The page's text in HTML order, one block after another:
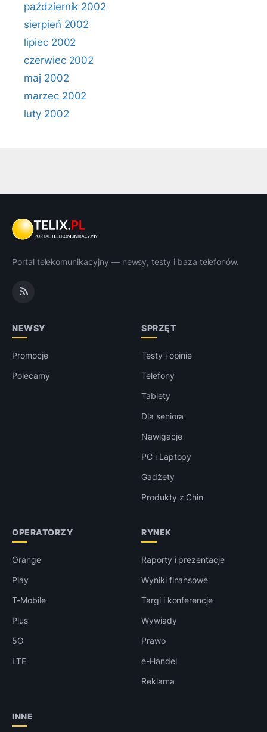
październik 2002
sierpień 2002
lipiec 2002
czerwiec 2002
maj 2002
marzec 2002
luty 2002
Portal telekomunikacyjny — newsy, testy i baza telefonów.
NEWSY
Promocje
Polecamy
SPRZĘT
Testy i opinie
Telefony
Tablety
Dla seniora
Nawigacje
PC i Laptopy
Gadżety
Produkty z Chin
OPERATORZY
Orange
Play
T-Mobile
Plus
5G
LTE
RYNEK
Raporty i prezentacje
Wyniki finansowe
Targi i konferencje
Wywiady
Prawo
e-Handel
Reklama
INNE